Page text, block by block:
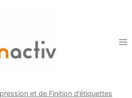
et de Finition d’étiquettes